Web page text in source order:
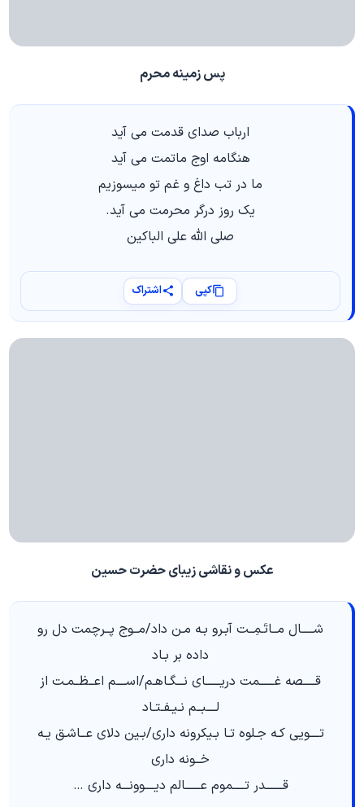
پس زمینه محرم
ارباب صدای قدمت می آید
هنگامه اوج ماتمت می آید
ما در تب داغ و غم تو میسوزیم
یک روز درگر محرمت می آید.
صلی الله علی الباکین
کپی اشتراک
عکس و نقاشی زیبای حضرت حسین
شـــــال مــاتَـمِــت آبـرو بـه مـن داد/مــوج پــرچمت دل رو
داده بر بـاد
قـــــصه غــــــمت دریــــــای نـــگـاهـم/اســــم اعــظــمـت از
لــــبــم نـیـفـتـاد
تــــویی کـه جـلوه تـا بـیکرونه داری/بـین دلای عــاشـق یـه
خــونه داری
قـــــــدر تـــــموم عــــــالم دیــــوونـــه داری …